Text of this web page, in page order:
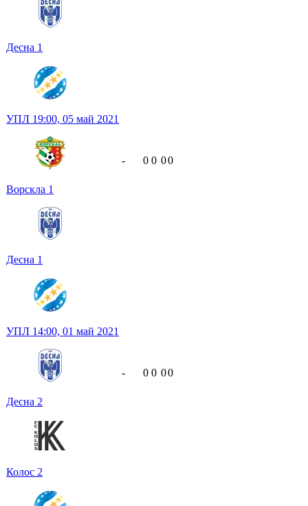
Десна 1
УПЛ 19:00, 05 май 2021
Ворскла 1
Десна 1
- 0 0 00
УПЛ 14:00, 01 май 2021
Десна 2
Колос 2
- 0 0 00